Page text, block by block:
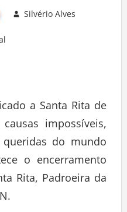
Silvério Alves
a Santa Rita de
impossíveis,
do mundo
o encerramento
Rita, Padroeira da